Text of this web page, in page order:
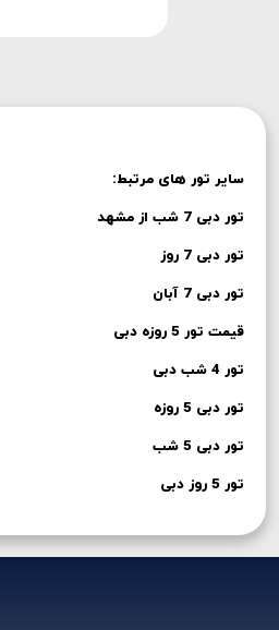
سایر تور های مرتبط:
تور دبی 7 شب از مشهد
تور دبی 7 روز
تور دبی 7 آبان
قیمت تور 5 روزه دبی
تور 4 شب دبی
تور دبی 5 روزه
تور دبی 5 شب
تور 5 روز دبی